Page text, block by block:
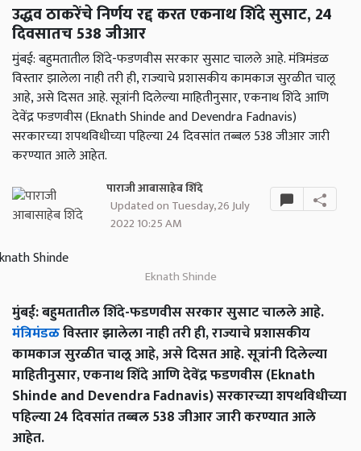
उद्धव ठाकरेंचे निर्णय रद्द करत एकनाथ शिंदे सुसाट, 24
दिवसातच 538 जीआर
मुंबई: बहुमतातील शिंदे-फडणवीस सरकार सुसाट चालले आहे. मंत्रिमंडळ
विस्तार झालेला नाही तरी ही, राज्याचे प्रशासकीय कामकाज सुरळीत चालू
आहे, असे दिसत आहे. सूत्रांनी दिलेल्या माहितीनुसार, एकनाथ शिंदे आणि
देवेंद्र फडणवीस (Eknath Shinde and Devendra Fadnavis)
सरकारच्या शपथविधीच्या पहिल्या 24 दिवसांत तब्बल 538 जीआर जारी
करण्यात आले आहेत.
पाराजी आबासाहेब शिंदे
Updated on Tuesday, 26 July
2022 10:25 AM
Eknath Shinde
मुंबई: बहुमतातील शिंदे-फडणवीस सरकार सुसाट चालले आहे.
मंत्रिमंडळविस्तार झालेला नाही तरी ही, राज्याचे प्रशासकीय
कामकाज सुरळीत चालू आहे, असे दिसत आहे. सूत्रांनी दिलेल्या
माहितीनुसार, एकनाथ शिंदे आणि देवेंद्र फडणवीस (Eknath
Shinde and Devendra Fadnavis) सरकारच्या शपथविधीच्या
पहिल्या 24 दिवसांत तब्बल 538 जीआर जारी करण्यात आले
आहेत.